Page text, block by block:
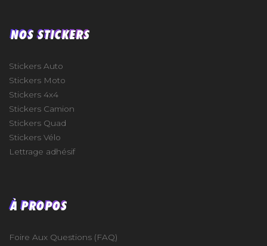
NOS STICKERS
Stickers Auto
Stickers Moto
Stickers 4x4
Stickers Camion
Stickers Quad
Stickers Vélo
Lettrage adhésif
À PROPOS
Foire Aux Questions (FAQ)